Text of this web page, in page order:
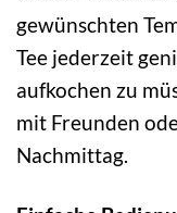
gewünschten
Tee jederzeit
aufkochen zu
mit Freunden
Nachmittag.